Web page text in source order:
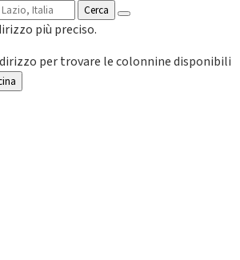
Cerca
più preciso.
per trovare le colonnine disponibili